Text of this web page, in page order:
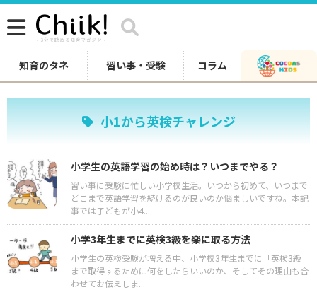
知育のタネ 習い事・受験 コラム
小1から英検チャレンジ
小学生の英語学習の始め時は？いつまでやる？
習い事に受験に忙しい小学校生活。いつから初めて、いつまで
どこまで英語学習を続けるのが良いのか悩ましいですね。本記
事では子どもが小4...
小学3年生までに英検3級を楽に取る方法
小学生の英検受験が増える中、小学校3年生までに「英検3級」
まで取得するために何をしたらいいのか、そしてその理由も合
わせてお伝えしま...